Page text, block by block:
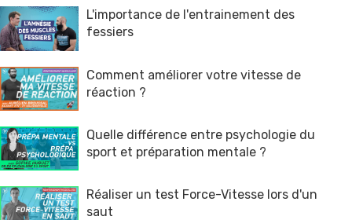
L'importance de l'entrainement des
fessiers
Comment améliorer votre vitesse de
réaction ?
Quelle différence entre psychologie du
sport et préparation mentale ?
Réaliser un test Force-Vitesse lors d'un
saut